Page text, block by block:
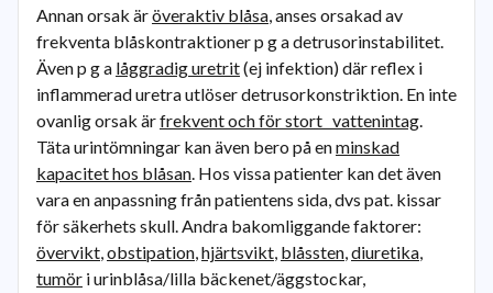
Annan orsak äröveraktiv blåsa, anses orsakad av
frekventa blåskontraktioner p g a detrusorinstabilitet.
Även p g a låggradig uretrit(ej infektion) där reflex i
inflammerad uretra utlöser detrusorkonstriktion. En inte
ovanlig orsak ärfrekvent och för stort vattenintag.
Täta urintömningar kan även bero på enminskad
kapacitet hos blåsan. Hos vissa patienter kan det även
vara en anpassning från patientens sida, dvs pat. kissar
för säkerhets skull. Andra bakomliggande faktorer:
övervikt,obstipation,hjärtsvikt, blåssten,diuretika,
tumör i urinblåsa/lilla bäckenet/äggstockar,